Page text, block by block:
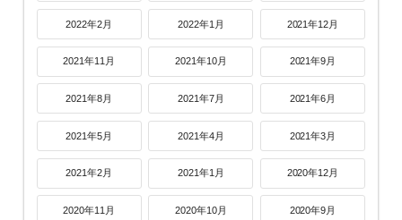
2022年2月 2022年1月 2021年12月
2021年11月 2021年10月 2021年9月
2021年8月 2021年7月 2021年6月
2021年5月 2021年4月 2021年3月
2021年2月 2021年1月 2020年12月
2020年11月 2020年10月 2020年9月